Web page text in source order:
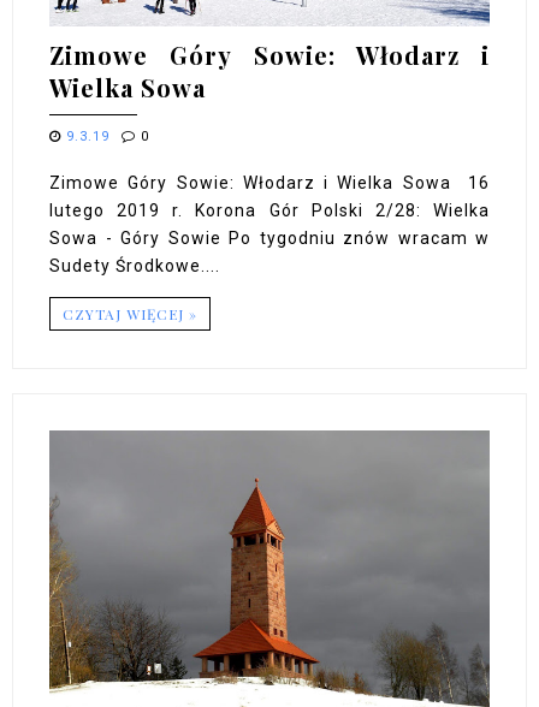
Zimowe Góry Sowie: Włodarz i
Wielka Sowa
9.3.19 0
Zimowe Góry Sowie: Włodarz i Wielka Sowa 16
lutego 2019 r. Korona Gór Polski 2/28: Wielka
Sowa - Góry Sowie Po tygodniu znów wracam w
Sudety Środkowe....
CZYTAJ WIĘCEJ »